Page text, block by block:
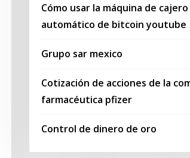
Cómo usar la máquina de cajero
automático de bitcoin youtube
Grupo sar mexico
Cotización de acciones de la
farmacéutica pfizer
Control de dinero de oro